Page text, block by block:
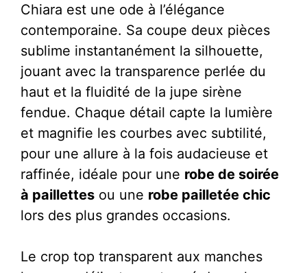
Sirène
Manches
Longues
-
Chiara
Chiara est une ode à l’élégance
contemporaine. Sa coupe deux pièces
sublime instantanément la silhouette,
jouant avec la transparence perlée du
haut et la fluidité de la jupe sirène
fendue. Chaque détail capte la lumière
et magnifie les courbes avec subtilité,
pour une allure à la fois audacieuse et
raffinée, idéale pour une robe de soirée
à paillettes ou une robe pailletée chic
lors des plus grandes occasions.
Le crop top transparent aux manches